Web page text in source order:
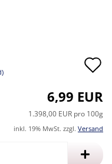
6,99 EUR
1.398,00 EUR pro 100g
inkl. 19% MwSt. zzgl. Versand